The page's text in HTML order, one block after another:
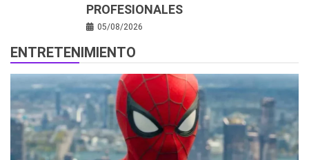
PROFESIONALES
05/08/2026
ENTRETENIMIENTO